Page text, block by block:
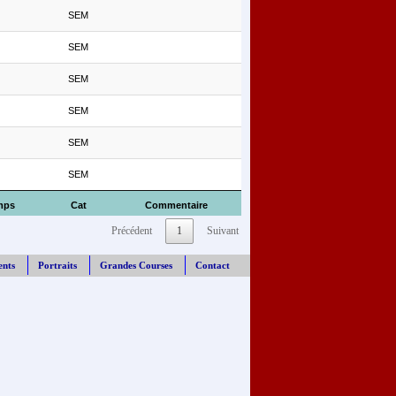
Cat Commentaire
SEM
SEM
SEM
SEM
SEM
SEM
Précédent 1 Suivant
Portraits Grandes Courses Contact